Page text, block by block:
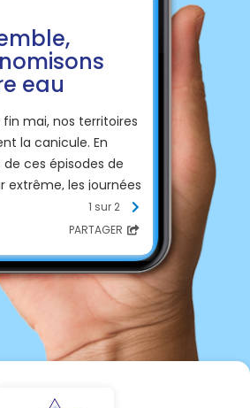
eau
fin mai, nos territoires
la canicule. En
de ces épisodes de
extrême, les journées
très chaudes et la
Dans ce contexte, il
d’agir pour
et préserver l’eau
utilisons.
des
d’usage de l’eau
nous vous
1 sur 2
PARTAGER